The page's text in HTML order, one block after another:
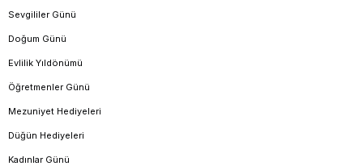
Sevgililer Günü
Doğum Günü
Evlilik Yıldönümü
Öğretmenler Günü
Mezuniyet Hediyeleri
Düğün Hediyeleri
Kadınlar Günü